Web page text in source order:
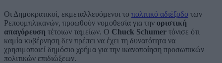
Οι Δημοκρατικοί, εκμεταλλευόμενοι το πολιτικό αδιέξοδο των
Ρεπουμπλικανών, προωθούν νομοθεσία για την οριστική
απαγόρευση τέτοιων ταμείων. Ο Chuck Schumer τόνισε ότι
καμία κυβέρνηση δεν πρέπει να έχει τη δυνατότητα να
χρησιμοποιεί δημόσιο χρήμα για την ικανοποίηση προσωπικών
πολιτικών επιδιώξεων.